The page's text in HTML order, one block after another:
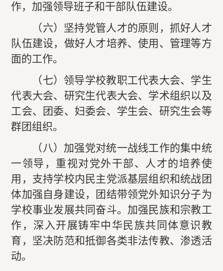
作，加强领导班子和干部队伍建设。
（六）坚持党管人才的原则，抓好人才
队伍建设，做好人才培养、使用、管理等方
面的工作。
（七）领导学校教职工代表大会、学生
代表大会、研究生代表大会、学术组织以及
工会、团委、妇委会、学生会、研究生会等
群团组织。
（八）加强党对统一战线工作的集中统
一领导，重视对党外干部、人才的培养使
用，支持学校内民主党派基层组织和统战团
体加强自身建设，团结带领党外知识分子为
学校事业发展共同奋斗。加强民族和宗教工
作，深入开展铸牢中华民族共同体意识教
育，坚决防范和抵御各类非法传教、渗透活
动。